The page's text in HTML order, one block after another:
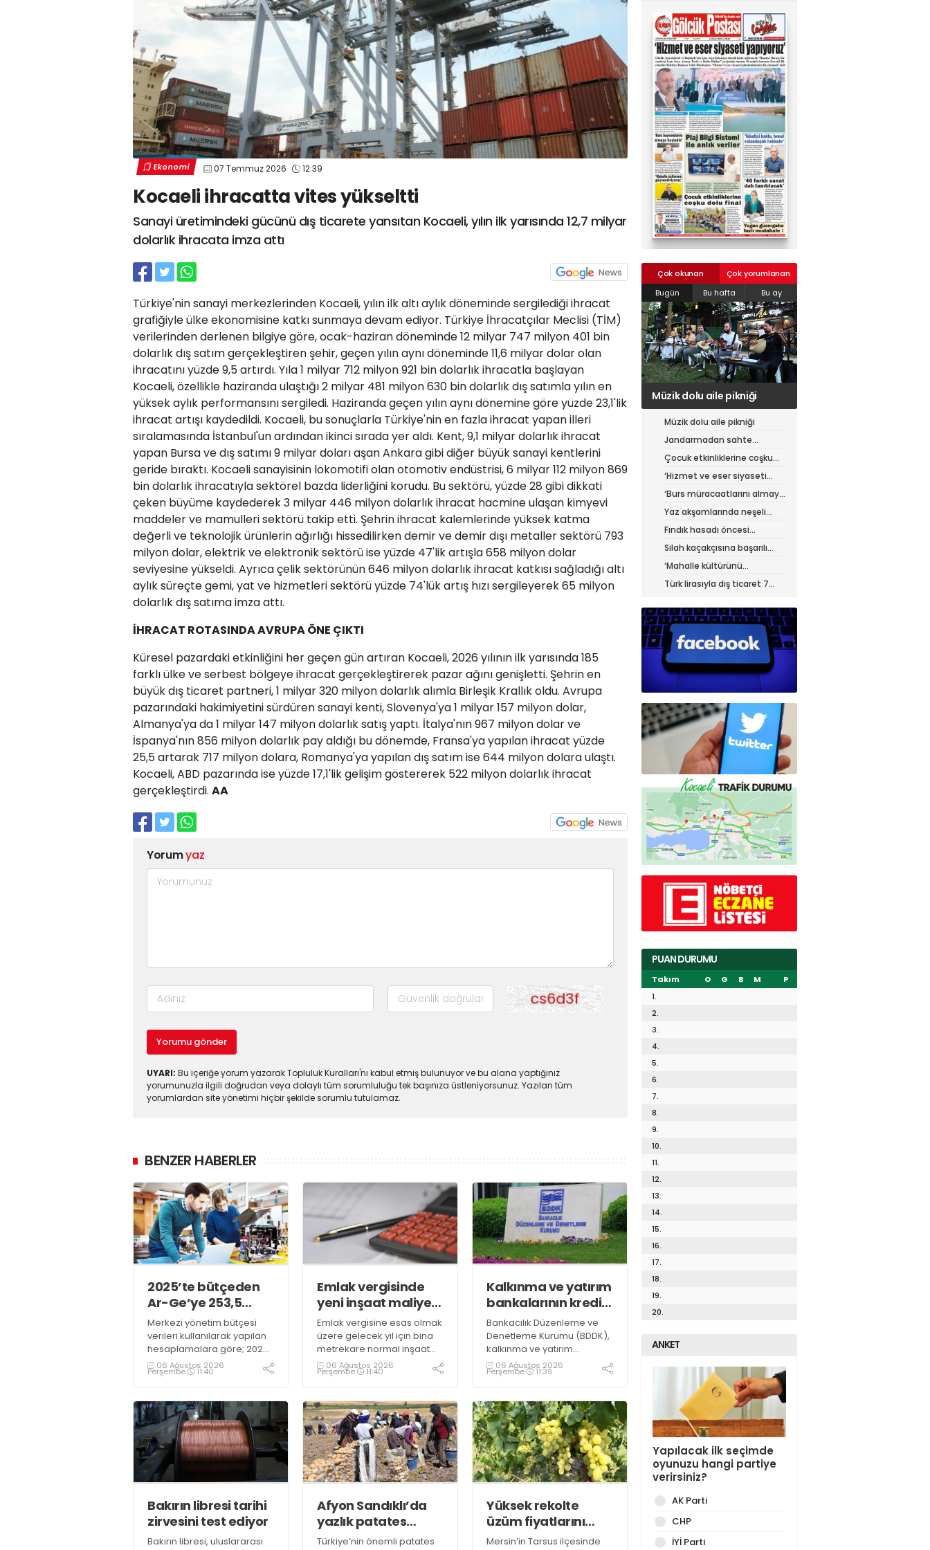
Ekonomi 07 Temmuz 2026 12:39
Kocaeli ihracatta vites yükseltti
Sanayi üretimindeki gücünü dış ticarete yansıtan Kocaeli, yılın ilk yarısında 12,7 milyar
dolarlık ihracata imza attı
Türkiye'nin sanayi merkezlerinden Kocaeli, yılın ilk altı aylık döneminde sergilediği ihracat
grafiğiyle ülke ekonomisine katkı sunmaya devam ediyor. Türkiye İhracatçılar Meclisi (TİM)
verilerinden derlenen bilgiye göre, ocak-haziran döneminde 12 milyar 747 milyon 401 bin
dolarlık dış satım gerçekleştiren şehir, geçen yılın aynı döneminde 11,6 milyar dolar olan
ihracatını yüzde 9,5 artırdı. Yıla 1 milyar 712 milyon 921 bin dolarlık ihracatla başlayan
Kocaeli, özellikle haziranda ulaştığı 2 milyar 481 milyon 630 bin dolarlık dış satımla yılın en
yüksek aylık performansını sergiledi. Haziranda geçen yılın aynı dönemine göre yüzde 23,1'lik
ihracat artışı kaydedildi. Kocaeli, bu sonuçlarla Türkiye'nin en fazla ihracat yapan illeri
sıralamasında İstanbul'un ardından ikinci sırada yer aldı. Kent, 9,1 milyar dolarlık ihracat
yapan Bursa ve dış satımı 9 milyar doları aşan Ankara gibi diğer büyük sanayi kentlerini
geride bıraktı. Kocaeli sanayisinin lokomotifi olan otomotiv endüstrisi, 6 milyar 112 milyon 869
bin dolarlık ihracatıyla sektörel bazda liderliğini korudu. Bu sektörü, yüzde 28 gibi dikkati
çeken büyüme kaydederek 3 milyar 446 milyon dolarlık ihracat hacmine ulaşan kimyevi
maddeler ve mamulleri sektörü takip etti. Şehrin ihracat kalemlerinde yüksek katma
değerli ve teknolojik ürünlerin ağırlığı hissedilirken demir ve demir dışı metaller sektörü 793
milyon dolar, elektrik ve elektronik sektörü ise yüzde 47'lik artışla 658 milyon dolar
seviyesine yükseldi. Ayrıca çelik sektörünün 646 milyon dolarlık ihracat katkısı sağladığı altı
aylık süreçte gemi, yat ve hizmetleri sektörü yüzde 74'lük artış hızı sergileyerek 65 milyon
dolarlık dış satıma imza attı.
İHRACAT ROTASINDA AVRUPA ÖNE ÇIKTI
Küresel pazardaki etkinliğini her geçen gün artıran Kocaeli, 2026 yılının ilk yarısında 185
farklı ülke ve serbest bölgeye ihracat gerçekleştirerek pazar ağını genişletti. Şehrin en
büyük dış ticaret partneri, 1 milyar 320 milyon dolarlık alımla Birleşik Krallık oldu. Avrupa
pazarındaki hakimiyetini sürdüren sanayi kenti, Slovenya'ya 1 milyar 157 milyon dolar,
Almanya'ya da 1 milyar 147 milyon dolarlık satış yaptı. İtalya'nın 967 milyon dolar ve
İspanya'nın 856 milyon dolarlık pay aldığı bu dönemde, Fransa'ya yapılan ihracat yüzde
25,5 artarak 717 milyon dolara, Romanya'ya yapılan dış satım ise 644 milyon dolara ulaştı.
Kocaeli, ABD pazarında ise yüzde 17,1'lik gelişim göstererek 522 milyon dolarlık ihracat
gerçekleştirdi. AA
Yorumyaz
Yorumu gönder
UYARI: Bu içeriğe yorum yazarak Topluluk Kuralları'nı kabul etmiş bulunuyor ve bu alana yaptığınız
yorumunuzla ilgili doğrudan veya dolaylı tüm sorumluluğu tek başınıza üstleniyorsunuz. Yazılan tüm
yorumlardan site yönetimi hiçbir şekilde sorumlu tutulamaz.
BENZER HABERLER
2025’te bütçeden
Ar-Ge’ye 253,5
milyar lira harcandı
Merkezi yönetim bütçesi
verileri kullanılarak yapılan
hesaplamalara göre; 2025
yılında Ar-Ge faaliyetleri için
gerçekleştirilen harcama
oldu. Ar-Ge harcamalarının
merkezi yönetim bütçesi
içerisindeki oranı yüzde 1,58
oldu
06 Ağustos 2026
Perşembe 11:40
Emlak vergisinde
yeni inşaat maliyet
bedelleri belirlendi
Emlak vergisine esas olmak
üzere gelecek yıl için bina
metrekare normal inşaat
maliyet bedelleri,
meskenler açısından 604,1
arasında değişecek
06 Ağustos 2026
Perşembe 11:40
Kalkınma ve yatırım
bankalarının kredi
sınırlarında
değişiklik
Bankacılık Düzenleme ve
Denetleme Kurumu (BDDK),
kalkınma ve yatırım
bankalarının kredi sınırlarına
ilişkin düzenleme yaptı
06 Ağustos 2026
Perşembe 11:39
Bakırın libresi tarihi
zirvesini test ediyor
Bakırın libresi, uluslararası
Afyon Sandıklı’da
yazlık patates
hasadı
Türkiye’nin önemli patates
Yüksek rekolte
üzüm fiyatlarını
düşürdü
Mersin’in Tarsus ilçesinde
Çok okunan
Çok yorumlanan
Bugün
Bu hafta Bu ay
Jandarmadan sahte
çantacılara darbe
Müzik dolu aile pikniği
Jandarmadan sahte
çantacılara darbe
Çocuk etkinliklerine coşku
dolu final
‘Hizmet ve eser siyaseti
yapıyoruz’
‘Burs müracaatlarını almaya
başladık’
Yaz akşamlarında neşeli
etkinlikler
Fındık hasadı öncesi
üreticiye yol desteği
Silah kaçakçısına başarılı
operasyon
‘Mahalle kültürünü
güçlendiriyoruz’
Türk lirasıyla dış ticaret 7
PUAN DURUMU
Takım O G B M
P
1.
2.
3.
4.
5.
6.
7.
8.
9.
10.
11.
12.
13.
14.
15.
16.
17.
18.
19.
20.
ANKET
Yapılacak ilk seçimde
oyunuzu hangi partiye
verirsiniz?
AK Parti
CHP
İYİ Parti
02624132333
haber@golcukpostasi.com